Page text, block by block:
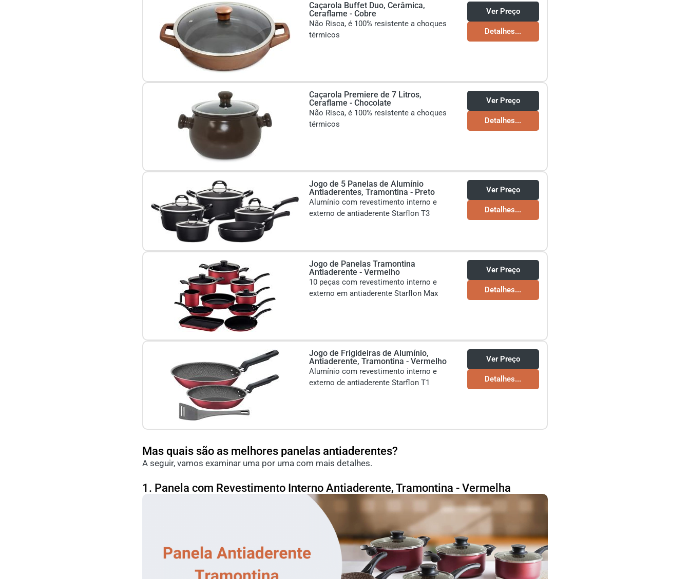
Caçarola Buffet Duo, Cerâmica,
Ceraflame - Cobre
Não Risca, é 100% resistente a choques
térmicos
Ver Preço
Detalhes...
Caçarola Premiere de 7 Litros,
Ceraflame - Chocolate
Não Risca, é 100% resistente a choques
térmicos
Ver Preço
Detalhes...
Jogo de 5 Panelas de Alumínio
Antiaderentes, Tramontina - Preto
Alumínio com revestimento interno e
externo de antiaderente Starflon T3
Ver Preço
Detalhes...
Jogo de Panelas Tramontina
Antiaderente - Vermelho
10 peças com revestimento interno e
externo em antiaderente Starflon Max
Ver Preço
Detalhes...
Jogo de Frigideiras de Alumínio,
Antiaderente, Tramontina - Vermelho
Alumínio com revestimento interno e
externo de antiaderente Starflon T1
Ver Preço
Detalhes...
Mas quais são as melhores panelas antiaderentes?
A seguir, vamos examinar uma por uma com mais detalhes.
1. Panela com Revestimento Interno Antiaderente, Tramontina - Vermelha